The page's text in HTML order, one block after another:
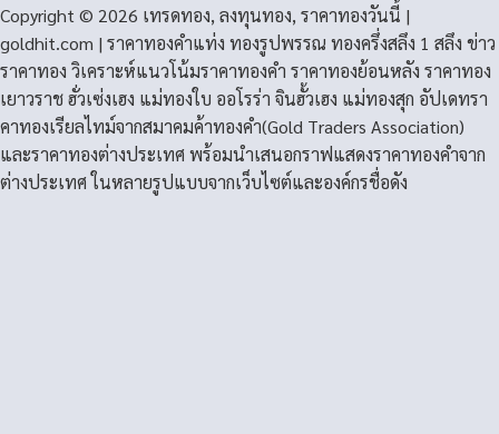
Copyright © 2026 เทรดทอง, ลงทุนทอง, ราคาทองวันนี้ |
goldhit.com | ราคาทองคําแท่ง ทองรูปพรรณ ทองครึ่งสลึง 1 สลึง ข่าว
ราคาทอง วิเคราะห์แนวโน้มราคาทองคํา ราคาทองย้อนหลัง ราคาทอง
เยาวราช ฮั่วเซ่งเฮง แม่ทองใบ ออโรร่า จินฮั้วเฮง แม่ทองสุก อัปเดทรา
คาทองเรียลไทม์จากสมาคมค้าทองคำ(Gold Traders Association)
และราคาทองต่างประเทศ พร้อมนำเสนอกราฟแสดงราคาทองคำจาก
ต่างประเทศ ในหลายรูปแบบจากเว็บไซต์และองค์กรชื่อดัง